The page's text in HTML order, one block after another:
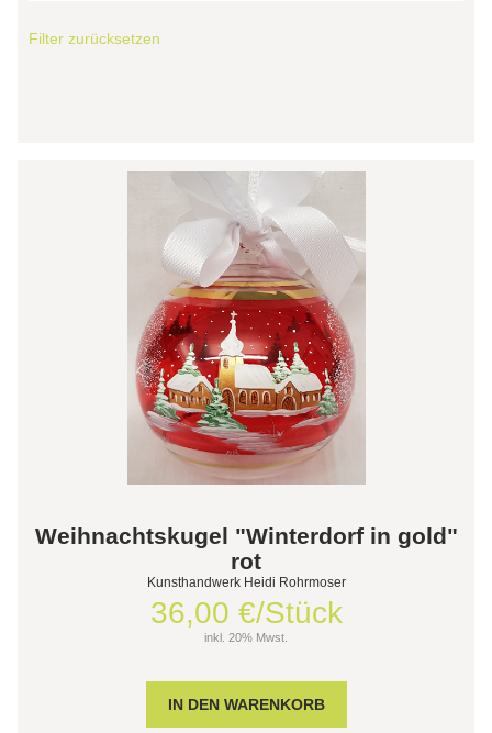
Filter zurücksetzen
Weihnachtskugel "Winterdorf in gold"
rot
Kunsthandwerk Heidi Rohrmoser
36,00 €/Stück
inkl. 20% Mwst.